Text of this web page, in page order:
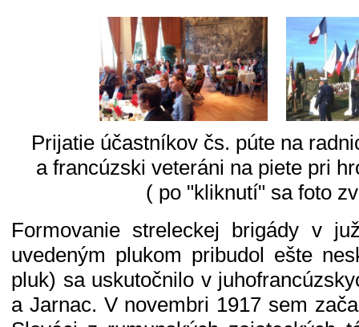
Prijatie účastníkov čs. púte na
a francúzski veteráni na piete pri
( po "kliknutí" sa foto
Formovanie streleckej brigády v
uvedeným plukom pribudol ešte
pluk) sa uskutočnilo v
a Jarnac. V novembri 1917 sem